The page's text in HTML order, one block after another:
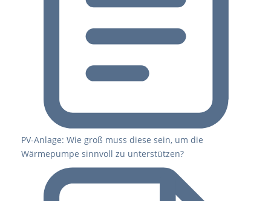
PV-Anlage: Wie groß muss diese sein, um die
Wärmepumpe sinnvoll zu unterstützen?